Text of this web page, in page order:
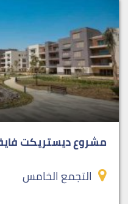
مشروع ديستريكت
التجمع الخامس